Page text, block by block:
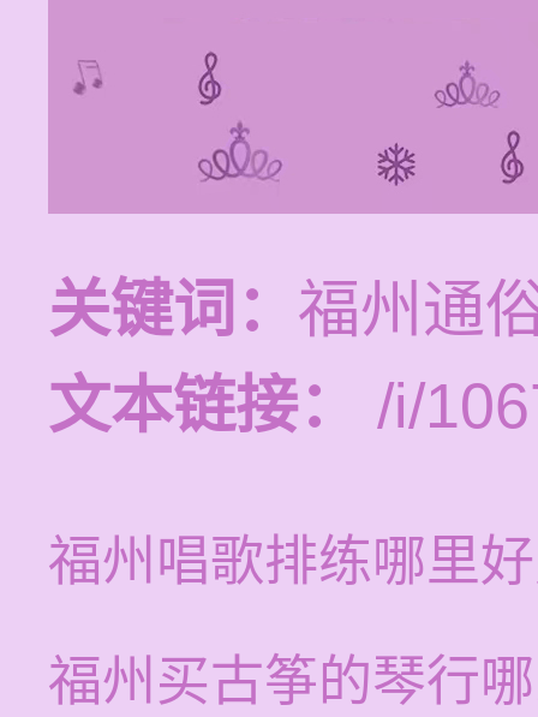
关键词： 福州通
文本链接：
/i/
福州唱歌排练哪里
福州买古筝的琴行